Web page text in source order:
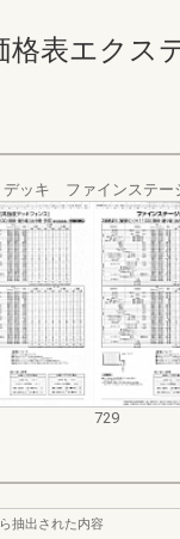
格表エクス
ッキ ファインステー
729
抽出された内容